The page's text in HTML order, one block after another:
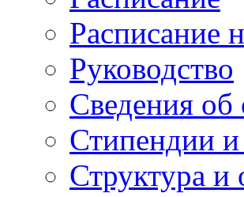
Расписание
Руководство
Сведения об
Стипендии
Структура и